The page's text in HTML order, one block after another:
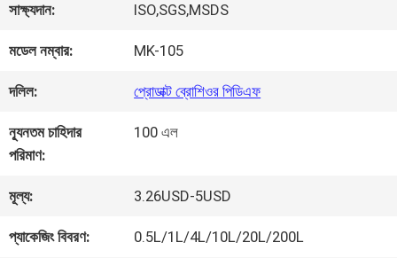
আমাদের
সম্পর্কে
কারখানা
মান
সাক্ষ্যদান: ISO,SGS,MSDS
মডেল নম্বার: MK-105
দলিল: প্রোডাক্ট ব্রোশিওর পিডিএফ
ন্যূনতম চাহিদার
পরিমাণ:
100 এল
মূল্য: 3.26USD-5USD
প্যাকেজিং বিবরণ: 0.5L/1L/4L/10L/20L/200L